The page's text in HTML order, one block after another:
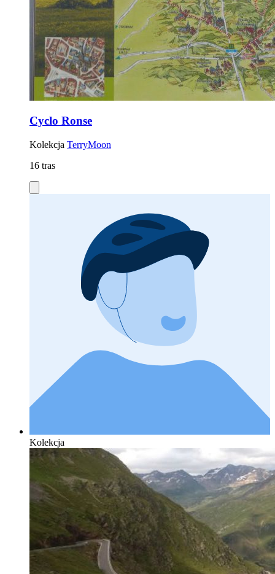
Cyclo Ronse
Kolekcja TerryMoon
16 tras
Kolekcja